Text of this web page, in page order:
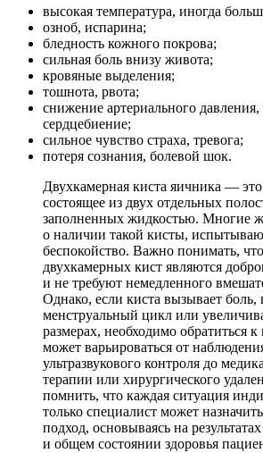
высокая температура, иногда
озноб, испарина;
бледность кожного покрова;
сильная боль внизу живота;
кровяные выделения;
тошнота, рвота;
снижение артериального
сердцебиение;
сильное чувство страха, тревога;
потеря сознания, болевой шок.
Двухкамерная киста яичника — это
состоящее из двух отдельных
заполненных жидкостью. Многие
о наличии такой кисты,
беспокойство. Важно понимать,
двухкамерных кист являются
и не требуют немедленного
Однако, если киста вызывает боль,
менструальный цикл или
размерах, необходимо обратиться к
может варьироваться от
ультразвукового контроля до
терапии или хирургического
помнить, что каждая ситуация
только специалист может
подход, основываясь на
и общем состоянии здоровья